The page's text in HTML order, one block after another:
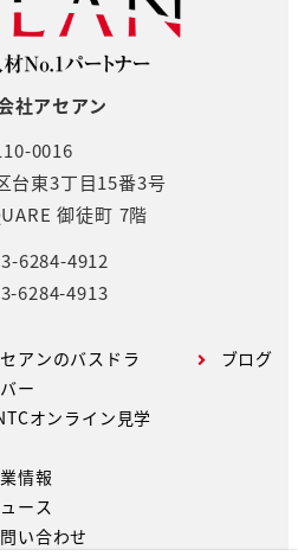
社アセアン
0016
台東3丁目15番3号
御徒町 7階
6284-4912
6284-4913
アンのバスドラ
ー
オンライン見学
情報
ース
い合わせ
ブログ